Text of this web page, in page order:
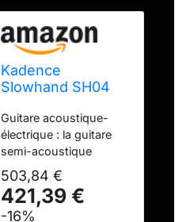
Kadence
Slowhand SH04
acoustique
électrique de
qualité supérieure
– Table en épicéa
noir, touche en
palissandre –
Guitare acoustique-
électrique : la guitare
semi-acoustique
Kadence Slowhand en
palissandre est une
guitare finement
conçue pour donner
503,84 €
421,39 €
-16%